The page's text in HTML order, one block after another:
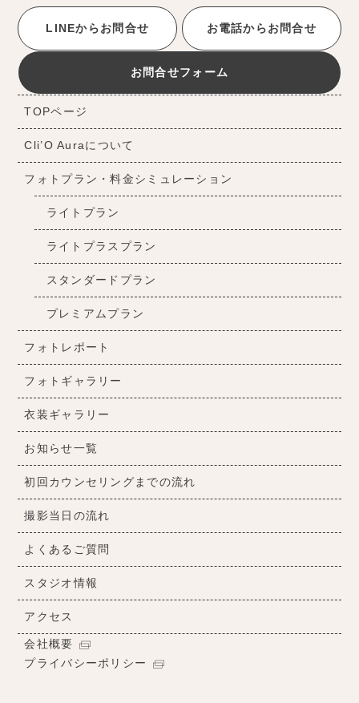
LINEからお問合せ お電話からお問合せ
お問合せフォーム
TOPページ
Cli’O Auraについて
フォトプラン・料金シミュレーション
ライトプラン
ライトプラスプラン
スタンダードプラン
プレミアムプラン
フォトレポート
フォトギャラリー
衣装ギャラリー
お知らせ一覧
初回カウンセリングまでの流れ
撮影当日の流れ
よくあるご質問
スタジオ情報
アクセス
会社概要
プライバシーポリシー